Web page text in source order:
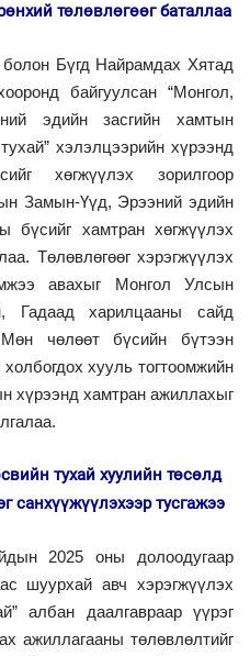
төлөвлөгөөг баталлаа
Бүгд Найрамдах Хятад
байгуулсан “Монгол,
эдийн засгийн хамтын
хэлэлцээрийн хүрээнд
хөгжүүлэх зорилгоор
Замын-Үүд, Эрээний эдийн
бүсийг хамтран хөгжүүлэх
Төлөвлөгөөг хэрэгжүүлэх
авахыг Монгол Улсын
Гадаад харилцааны сайд
чөлөөт бүсийн бүтээн
хууль тогтоомжийн
хүрээнд хамтран ажиллахыг
тухай хуулийн төсөлд
санхүүжүүлэхээр тусгажээ
2025 оны долоодугаар
шуурхай авч хэрэгжүүлэх
албан даалгавраар үүрэг
ажиллагааны төлөвлөлтийг